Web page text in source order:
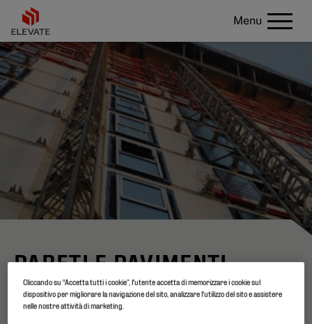
Menu
PARETI E PAVIMENTI
Oltre alle coperture
Cliccando su “Accetta tutti i cookie”, l'utente accetta di memorizzare i cookie sul
dispositivo per migliorare la navigazione del sito, analizzare l'utilizzo del sito e assistere
nelle nostre attività di marketing.